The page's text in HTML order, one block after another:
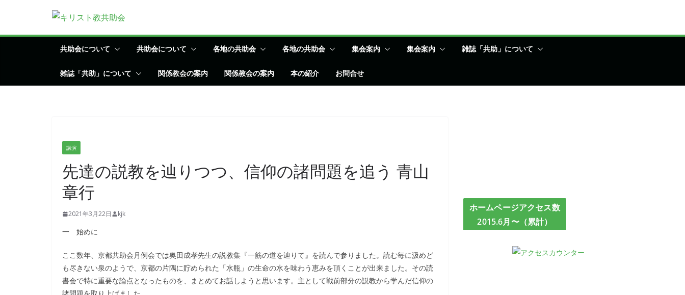
テ
共助会について 共助会について 各地の共助会 各地の共助会 集会案内 集会案内 雑誌「共助」について
雑誌「共助」について 関係教会の案内 関係教会の案内 本の紹介 お問合せ
講演
先達の説教を辿りつつ、信仰の諸問題を追う 青山
章行
2021年3月22日 kjk
一 始めに
ここ数年、京都共助会月例会では奥田成孝先生の説教集『一筋の道を辿りて』を読んで参りました。読む毎に汲めど
も尽きない泉のようで、京都の片隅に貯められた「水瓶」の生命の水を味わう恵みを頂くことが出来ました。その読
書会で特に重要な論点となったものを、まとめてお話しようと思います。主として戦前部分の説教から学んだ信仰の
ホームページアクセス数
2015.6月〜（累計）